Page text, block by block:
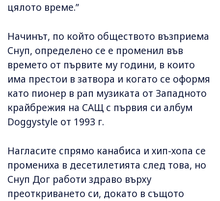
цялото време.”
Начинът, по който обществото възприема
Снуп, определено се е променил във
времето от първите му години, в които
има престои в затвора и когато се оформя
като пионер в рап музиката от Западното
крайбрежия на САЩ с първия си албум
Doggystyle от 1993 г.
Нагласите спрямо канабиса и хип-хопа се
промениха в десетилетията след това, но
Снуп Дог работи здраво върху
преоткриването си, докато в същото